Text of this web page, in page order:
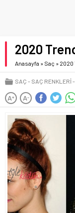
2020
Anasayfa » Saç » 2020
SAÇ SAÇ RENKLERI
A+ A-